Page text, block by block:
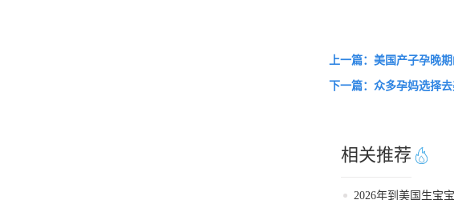
上一篇：美国产子孕晚
下一篇：众多孕妈选择
相关推荐